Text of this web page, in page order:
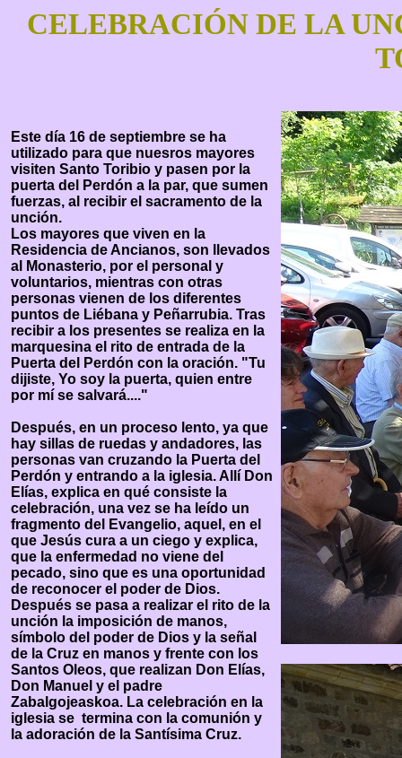
CELEBRACIÓN DE LA
Este día 16 de septiembre se ha
utilizado para que nuesros mayores
visiten Santo Toribio y pasen por la
puerta del Perdón a la par, que sumen
fuerzas, al recibir el sacramento de la
unción.
Los mayores que viven en la
Residencia de Ancianos, son llevados
al Monasterio, por el personal y
voluntarios, mientras con otras
personas vienen de los diferentes
puntos de Liébana y Peñarrubia. Tras
recibir a los presentes se realiza en la
marquesina el rito de entrada de la
Puerta del Perdón con la oración. "Tu
dijiste, Yo soy la puerta, quien entre
por mí se salvará...."
Después, en un proceso lento, ya que
hay sillas de ruedas y andadores, las
personas van cruzando la Puerta del
Perdón y entrando a la iglesia. Allí Don
Elías, explica en qué consiste la
celebración, una vez se ha leído un
fragmento del Evangelio, aquel, en el
que Jesús cura a un ciego y explica,
que la enfermedad no viene del
pecado, sino que es una oportunidad
de reconocer el poder de Dios.
Después se pasa a realizar el rito de la
unción la imposición de manos,
símbolo del poder de Dios y la señal
de la Cruz en manos y frente con los
Santos Oleos, que realizan Don Elías,
Don Manuel y el padre
Zabalgojeaskoa. La celebración en la
iglesia se termina con la comunión y
la adoración de la Santísima Cruz.